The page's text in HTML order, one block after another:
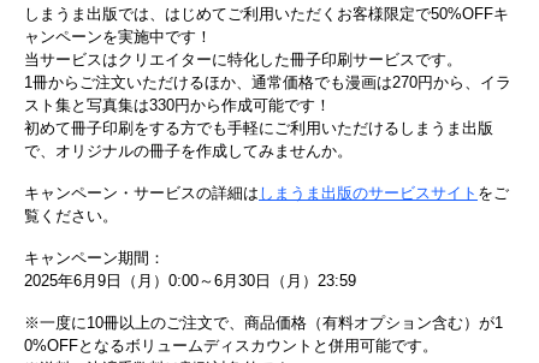
しまうま出版では、はじめてご利用いただくお客様限定で50%OFFキ
ャンペーンを実施中です！
当サービスはクリエイターに特化した冊子印刷サービスです。
1冊からご注文いただけるほか、通常価格でも漫画は270円から、イラ
スト集と写真集は330円から作成可能です！
初めて冊子印刷をする方でも手軽にご利用いただけるしまうま出版
で、オリジナルの冊子を作成してみませんか。
キャンペーン・サービスの詳細は しまうま出版のサービスサイト をご
覧ください。
キャンペーン期間：
2025年6月9日（月）0:00～6月30日（月）23:59
※一度に10冊以上のご注文で、商品価格（有料オプション含む）が1
0%OFFとなるボリュームディスカウントと併用可能です。